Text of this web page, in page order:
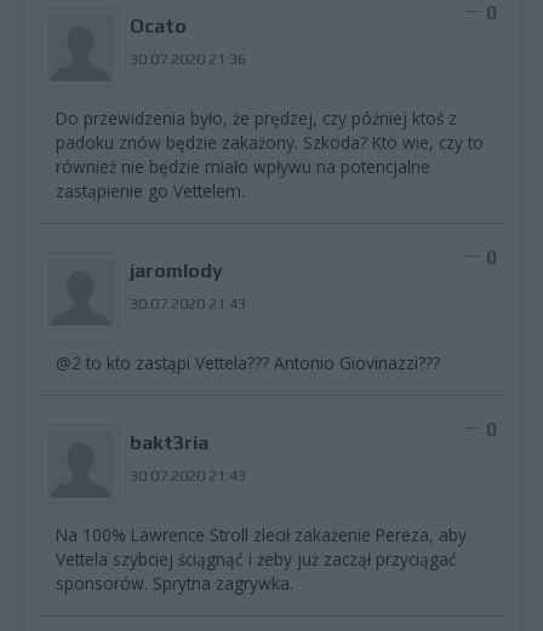
Ocato
30.07.2020 21:36
0
Do przewidzenia było, że prędzej, czy później ktoś z
padoku znów będzie zakażony. Szkoda? Kto wie, czy to
również nie będzie miało wpływu na potencjalne
zastąpienie go Vettelem.
jaromlody
30.07.2020 21:43
0
@2 to kto zastąpi Vettela??? Antonio Giovinazzi???
bakt3ria
30.07.2020 21:43
0
Na 100% Lawrence Stroll zlecił zakażenie Pereza, aby
Vettela szybciej ściągnąć i żeby już zaczął przyciągać
sponsorów. Sprytna zagrywka.